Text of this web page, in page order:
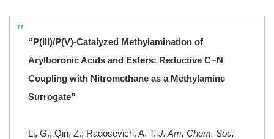
“P(III)/P(V)-Catalyzed Methylamination of
Arylboronic Acids and Esters: Reductive C−N
Coupling with Nitromethane as a Methylamine
Surrogate”
Li, G.; Qin, Z.; Radosevich, A. T. J. Am. Chem. Soc.